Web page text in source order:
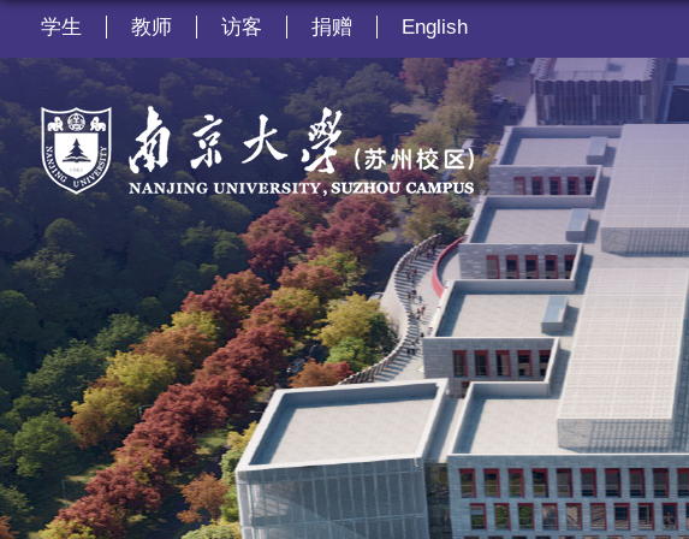
学生 教师 访客 捐赠 English